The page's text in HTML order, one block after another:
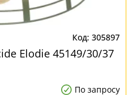
305897
Elodie 45149/30/37
По запросу